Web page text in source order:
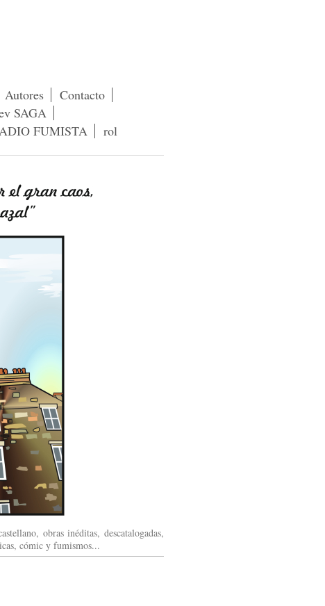
Autores
Contacto
SAGA
FUMISTA rol
obras inéditas, descatalogadas,
cómic y fumismos...